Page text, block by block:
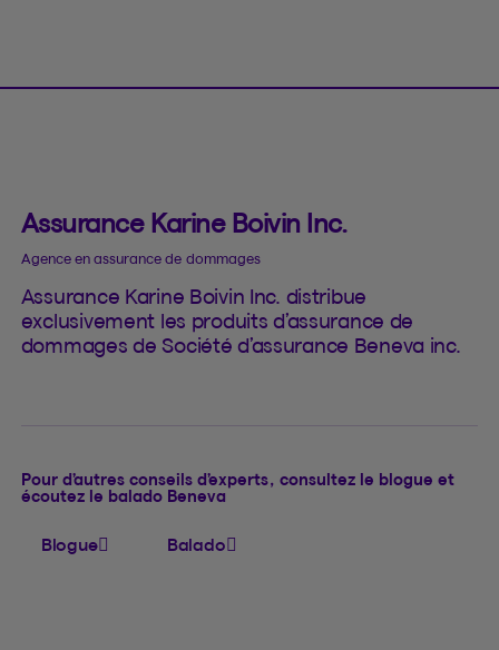
Assurance Karine Boivin Inc.
Agence en assurance de dommages
Assurance Karine Boivin Inc. distribue
exclusivement les produits d’assurance de
dommages de Société d’assurance Beneva inc.
Pour d’autres conseils d’experts, consultez le blogue et
écoutez le balado Beneva
Blogue Balado